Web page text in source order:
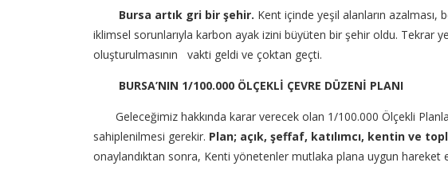
Bursa artık gri bir şehir. Kent içinde yeşil alanların azalması,
iklimsel sorunlarıyla karbon ayak izini büyüten bir şehir oldu. Tekrar
oluşturulmasının vakti geldi ve çoktan geçti.
BURSA’NIN 1/100.000 ÖLÇEKLİ ÇEVRE DÜZENİ PLANI
Geleceğimiz hakkında karar verecek olan 1/100.000 Ölçekli
sahiplenilmesi gerekir. Plan; açık, şeffaf, katılımcı, kentin ve
onaylandıktan sonra, Kenti yönetenler mutlaka plana uygun hareket